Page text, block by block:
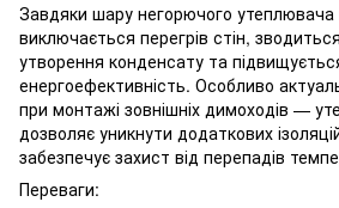
Завдяки шару негорючого утеплювача
виключається перегрів стін,
утворення конденсату та
енергоефективність. Особливо
при монтажі зовнішніх димоходів —
дозволяє уникнути додаткових
забезпечує захист від перепадів
Переваги: